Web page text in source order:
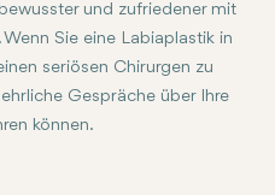
und zufriedener mit
Sie eine Labiaplastik in
seriösen Chirurgen zu
Gespräche über Ihre
können.